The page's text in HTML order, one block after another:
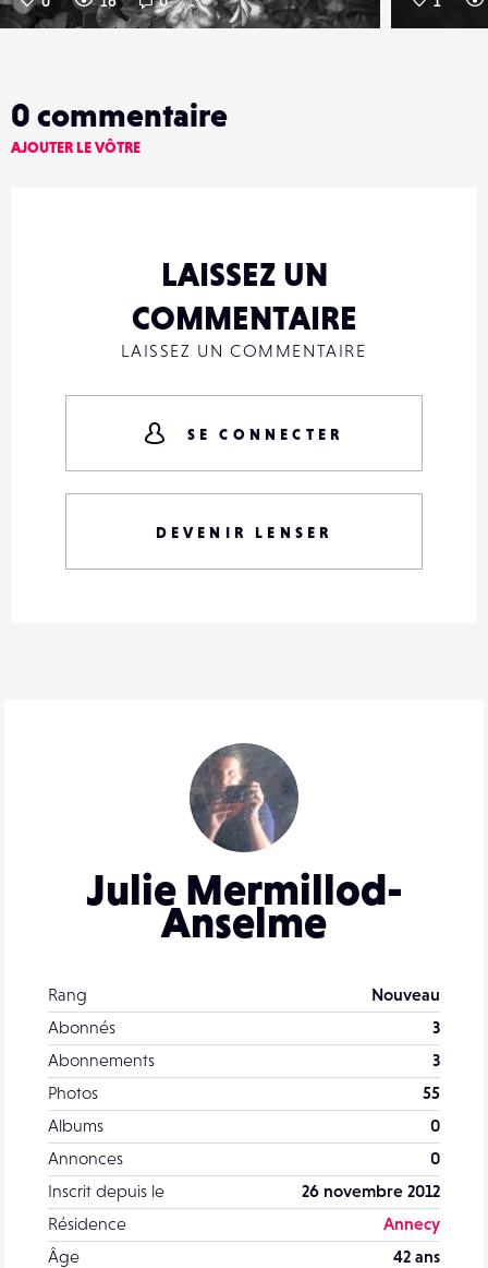
Julie Mermillod-
Anselme
Rang
Nouveau
Abonnés
3
Abonnements
3
Photos
55
Albums
0
Annonces
0
Inscrit depuis le
26 novembre 2012
Résidence
Annecy
Âge
42 ans
0 commentaire
AJOUTER LE VÔTRE
LAISSEZ UN
COMMENTAIRE
LAISSEZ UN COMMENTAIRE
SE CONNECTER
DEVENIR LENSER